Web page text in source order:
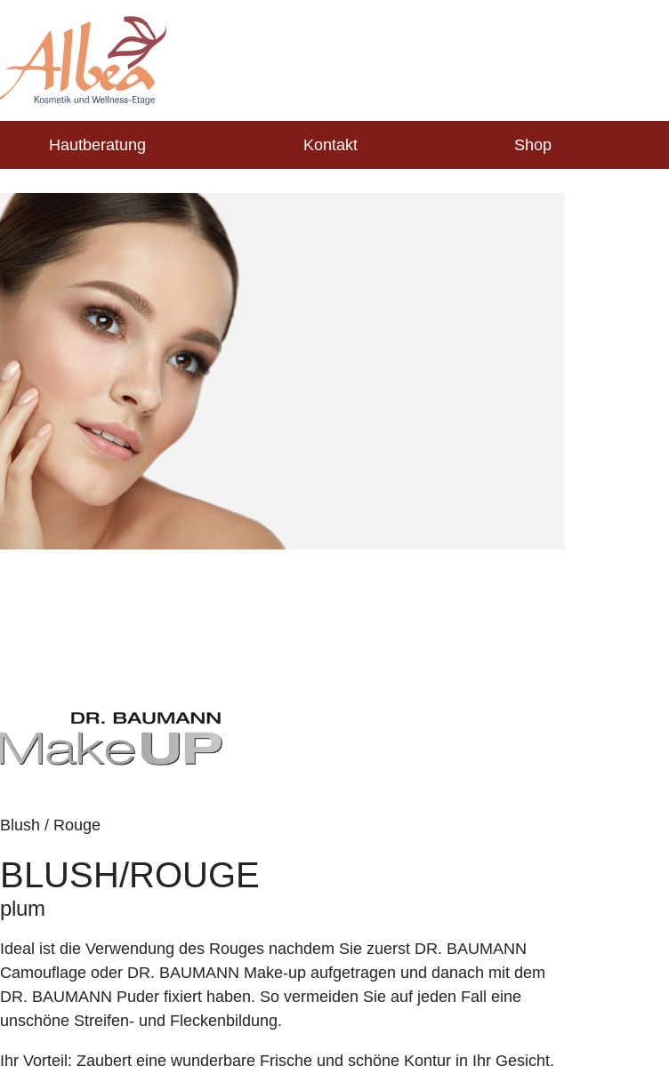
Hautberatung Kontakt Shop
Blush / Rouge
BLUSH/ROUGE
plum
Ideal ist die Verwendung des Rouges nachdem Sie zuerst DR. BAUMANN
Camouflage oder DR. BAUMANN Make-up aufgetragen und danach mit dem
DR. BAUMANN Puder fixiert haben. So vermeiden Sie auf jeden Fall eine
unschöne Streifen- und Fleckenbildung.
Ihr Vorteil: Zaubert eine wunderbare Frische und schöne Kontur in Ihr Gesicht.